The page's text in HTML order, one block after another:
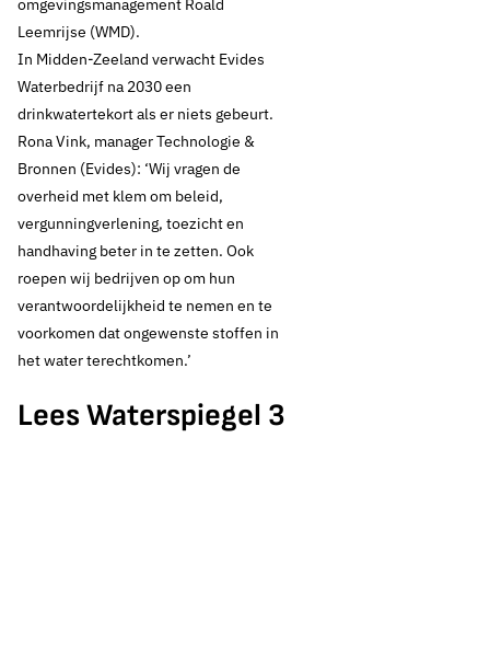
omgevingsmanagement Roald
Leemrijse (WMD).
In Midden-Zeeland verwacht Evides
Waterbedrijf na 2030 een
drinkwatertekort als er niets gebeurt.
Rona Vink, manager Technologie &
Bronnen (Evides): ‘Wij vragen de
overheid met klem om beleid,
vergunningverlening, toezicht en
handhaving beter in te zetten. Ook
roepen wij bedrijven op om hun
verantwoordelijkheid te nemen en te
voorkomen dat ongewenste stoffen in
het water terechtkomen.’
Lees Waterspiegel 3